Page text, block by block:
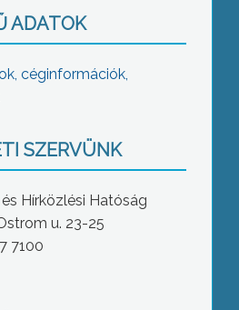
ADATOK
céginformációk,
SZERVÜNK
Hírközlési Hatóság
u. 23-25
7100